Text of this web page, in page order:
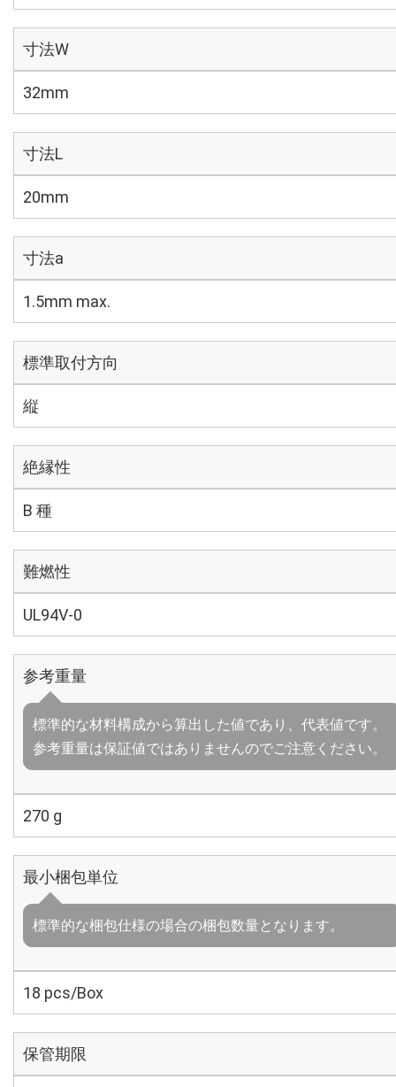
寸法W
32mm
寸法L
20mm
寸法a
1.5mm max.
標準取付方向
縦
絶縁性
B 種
難燃性
UL94V-0
参考重量
標準的な材料構成から算出した値であり、代表値です。
参考重量は保証値ではありませんのでご注意ください。
270 g
最小梱包単位
標準的な梱包仕様の場合の梱包数量となります。
18 pcs/Box
保管期限